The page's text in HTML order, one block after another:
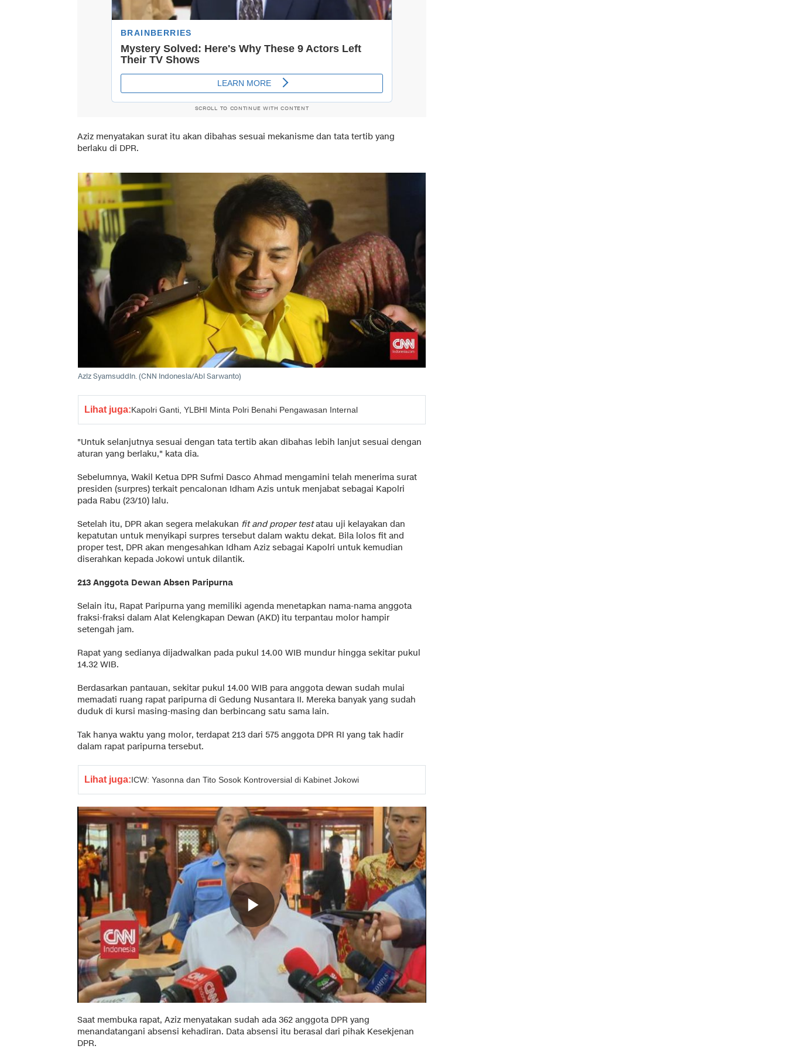
SCROLL TO CONTINUE WITH CONTENT
Aziz menyatakan surat itu akan dibahas sesuai mekanisme dan tata tertib yang
berlaku di DPR.
Aziz Syamsuddin. (CNN Indonesia/Abi Sarwanto)
Lihat juga:Kapolri Ganti, YLBHI Minta Polri Benahi Pengawasan Internal
"Untuk selanjutnya sesuai dengan tata tertib akan dibahas lebih lanjut sesuai dengan
aturan yang berlaku," kata dia.
Sebelumnya, Wakil Ketua DPR Sufmi Dasco Ahmad mengamini telah menerima surat
presiden (surpres) terkait pencalonan Idham Azis untuk menjabat sebagai Kapolri
pada Rabu (23/10) lalu.
Setelah itu, DPR akan segera melakukan fit and proper testatau uji kelayakan dan
kepatutan untuk menyikapi surpres tersebut dalam waktu dekat. Bila lolos fit and
proper test, DPR akan mengesahkan Idham Aziz sebagai Kapolri untuk kemudian
diserahkan kepada Jokowi untuk dilantik.
213 Anggota Dewan Absen Paripurna
Selain itu, Rapat Paripurna yang memiliki agenda menetapkan nama-nama anggota
fraksi-fraksi dalam Alat Kelengkapan Dewan (AKD) itu terpantau molor hampir
setengah jam.
Rapat yang sedianya dijadwalkan pada pukul 14.00 WIB mundur hingga sekitar pukul
14.32 WIB.
Berdasarkan pantauan, sekitar pukul 14.00 WIB para anggota dewan sudah mulai
memadati ruang rapat paripurna di Gedung Nusantara II. Mereka banyak yang sudah
duduk di kursi masing-masing dan berbincang satu sama lain.
Tak hanya waktu yang molor, terdapat 213 dari 575 anggota DPR RI yang tak hadir
dalam rapat paripurna tersebut.
Lihat juga:ICW: Yasonna dan Tito Sosok Kontroversial di Kabinet Jokowi
Saat membuka rapat, Aziz menyatakan sudah ada 362 anggota DPR yang
menandatangani absensi kehadiran. Data absensi itu berasal dari pihak Kesekjenan
DPR.